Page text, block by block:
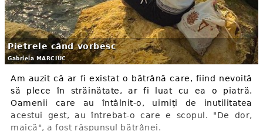
Pietrele când vorbesc
Gabriela MARCIUC
Am auzit că ar fi existat o bătrână care, fiind nevoită
să plece în străinătate, ar fi luat cu ea o piatră.
Oamenii care au întâlnit-o, uimiți de inutilitatea
acestui gest, au întrebat-o care e scopul. "De dor,
maică", a fost răspunsul bătrânei.